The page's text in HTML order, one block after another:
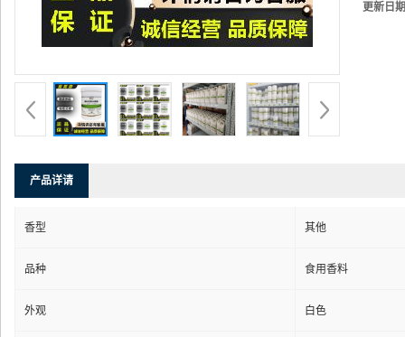
更新日
产品详请
香型 其他
品种 食用香料
外观 白色